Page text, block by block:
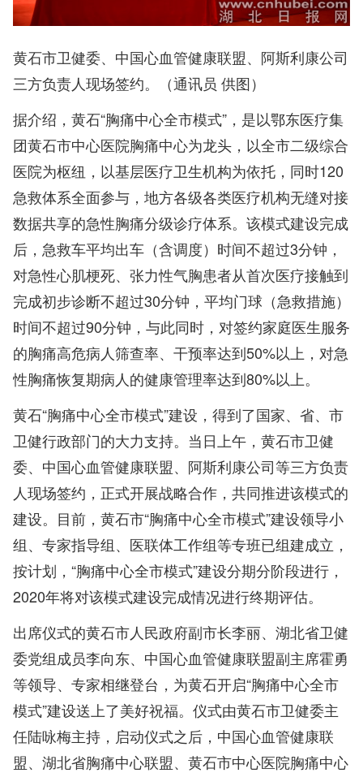
黄石市卫健委、中国心血管健康联盟、阿斯利康公司
三方负责人现场签约。（通讯员 供图）
据介绍，黄石“胸痛中心全市模式”，是以鄂东医疗集
团黄石市中心医院胸痛中心为龙头，以全市二级综合
医院为枢纽，以基层医疗卫生机构为依托，同时120
急救体系全面参与，地方各级各类医疗机构无缝对接
数据共享的急性胸痛分级诊疗体系。该模式建设完成
后，急救车平均出车（含调度）时间不超过3分钟，
对急性心肌梗死、张力性气胸患者从首次医疗接触到
完成初步诊断不超过30分钟，平均门球（急救措施）
时间不超过90分钟，与此同时，对签约家庭医生服务
的胸痛高危病人筛查率、干预率达到50%以上，对急
性胸痛恢复期病人的健康管理率达到80%以上。
黄石“胸痛中心全市模式”建设，得到了国家、省、市
卫健行政部门的大力支持。当日上午，黄石市卫健
委、中国心血管健康联盟、阿斯利康公司等三方负责
人现场签约，正式开展战略合作，共同推进该模式的
建设。目前，黄石市“胸痛中心全市模式”建设领导小
组、专家指导组、医联体工作组等专班已组建成立，
按计划，“胸痛中心全市模式”建设分期分阶段进行，
2020年将对该模式建设完成情况进行终期评估。
出席仪式的黄石市人民政府副市长李丽、湖北省卫健
委党组成员李向东、中国心血管健康联盟副主席霍勇
等领导、专家相继登台，为黄石开启“胸痛中心全市
模式”建设送上了美好祝福。仪式由黄石市卫健委主
任陆咏梅主持，启动仪式之后，中国心血管健康联
盟、湖北省胸痛中心联盟、黄石市中心医院胸痛中心